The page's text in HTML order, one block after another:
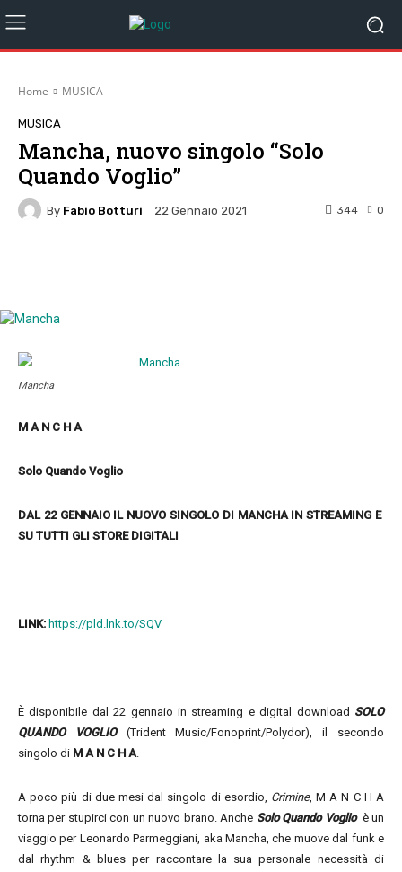
Home MUSICA
MUSICA
Mancha, nuovo singolo “Solo
Quando Voglio”
By Fabio Botturi 22 Gennaio 2021 0
344
Mancha
M A N C H A
Solo Quando Voglio
DAL 22 GENNAIO IL NUOVO SINGOLO DI MANCHA IN STREAMING E
SU TUTTI GLI STORE DIGITALI
LINK: https://pld.lnk.to/SQV
È disponibile dal 22 gennaio in streaming e digital download SOLO
QUANDO VOGLIO(Trident Music/Fonoprint/Polydor), il secondo
singolo di M A N C H A.
A poco più di due mesi dal singolo di esordio, Crimine, M A N C H A
torna per stupirci con un nuovo brano. Anche Solo Quando Voglioè un
viaggio per Leonardo Parmeggiani, aka Mancha, che muove dal funk e
dal rhythm & blues per raccontare la sua personale necessità di